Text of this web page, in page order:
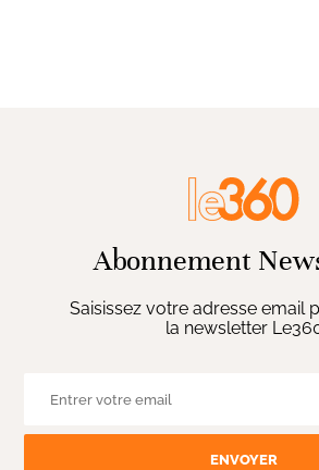
Abonnement
Saisissez votre adresse email
la newsletter
ENVOYER